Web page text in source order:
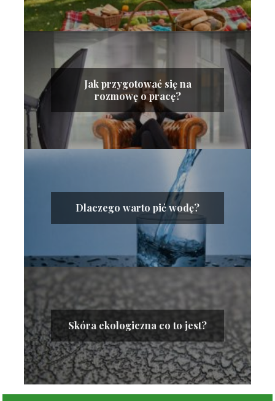
Jak przygotować się na
rozmowę o pracę?
Dlaczego warto pić wodę?
Skóra ekologiczna co to jest?